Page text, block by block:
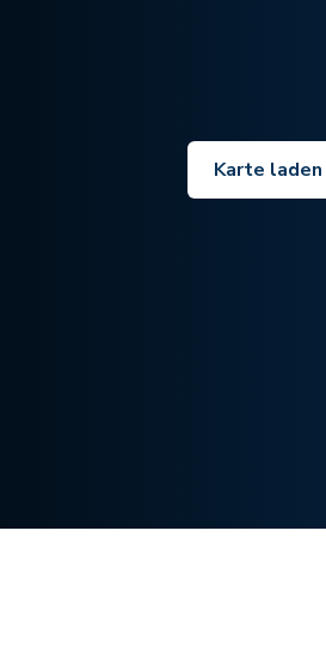
Karte laden